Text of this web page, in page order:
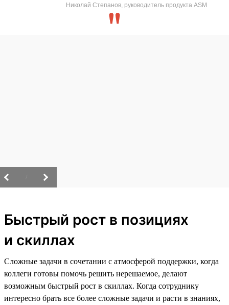
Николай Степанов, руководитель продукта ASM
Быстрый рост в позициях
и скиллах
Сложные задачи в сочетании с атмосферой поддержки, когда
коллеги готовы помочь решить нерешаемое, делают
возможным быстрый рост в скиллах. Когда сотруднику
интересно брать все более сложные задачи и расти в знаниях,